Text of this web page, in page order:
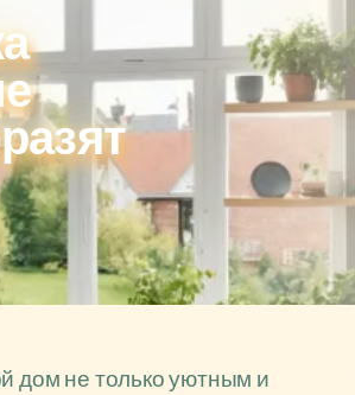
дом не только уютным и